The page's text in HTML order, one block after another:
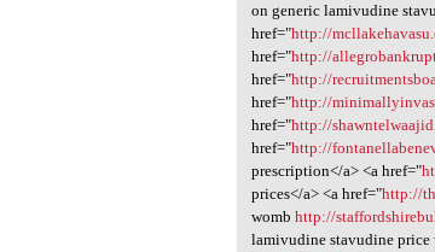
on generic lamivudine
href="http://
href="http://
href="http://
href="http://
href="http://
href="http://
prescription</a> <a href="
prices</a> <a href="http://
wombhttp://
lamivudine stavudine